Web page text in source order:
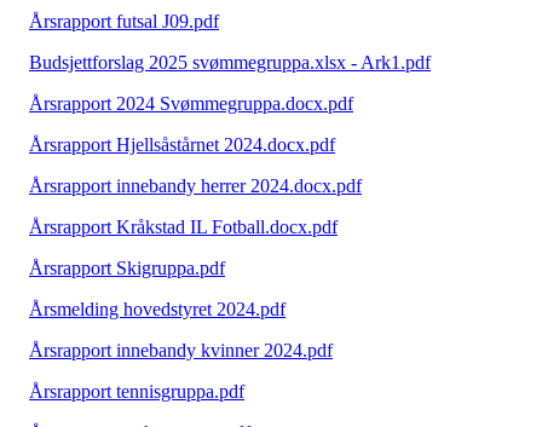
Årsrapport futsal J09.pdf
Budsjettforslag 2025 svømmegruppa.xlsx - Ark1.pdf
Årsrapport 2024 Svømmegruppa.docx.pdf
Årsrapport Hjellsåstårnet 2024.docx.pdf
Årsrapport innebandy herrer 2024.docx.pdf
Årsrapport Kråkstad IL Fotball.docx.pdf
Årsrapport Skigruppa.pdf
Årsmelding hovedstyret 2024.pdf
Årsrapport innebandy kvinner 2024.pdf
Årsrapport tennisgruppa.pdf